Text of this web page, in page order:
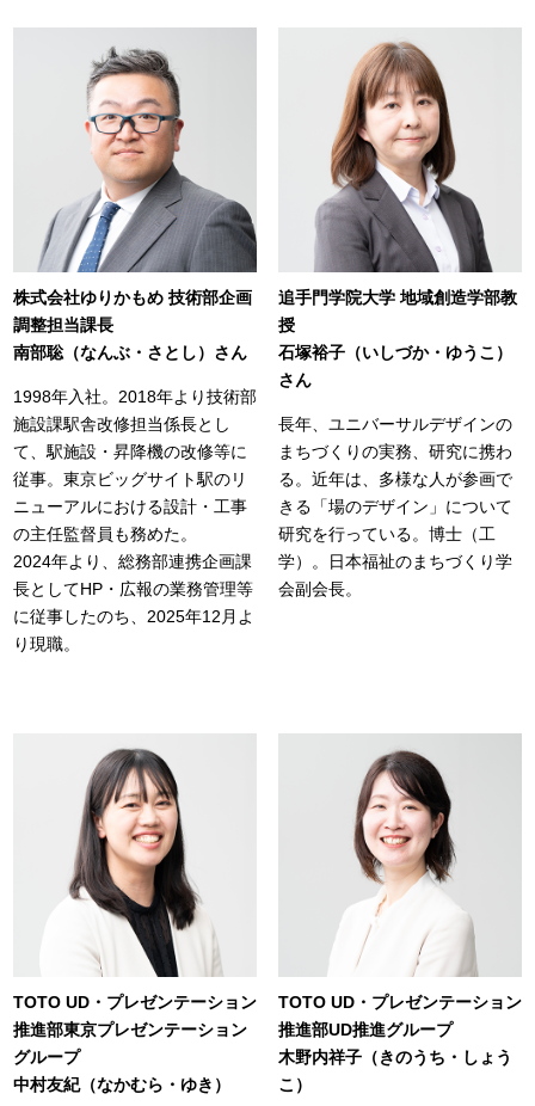
株式会社ゆりかもめ 技術部企画
調整担当課長
南部聡（なんぶ・さとし）さん
1998年入社。2018年より技術部
施設課駅舎改修担当係長とし
て、駅施設・昇降機の改修等に
従事。東京ビッグサイト駅のリ
ニューアルにおける設計・工事
の主任監督員も務めた。
2024年より、総務部連携企画課
長としてHP・広報の業務管理等
に従事したのち、2025年12月よ
り現職。
追手門学院大学 地域創造学部教
授
石塚裕子（いしづか・ゆうこ）
さん
長年、ユニバーサルデザインの
まちづくりの実務、研究に携わ
る。近年は、多様な人が参画で
きる「場のデザイン」について
研究を行っている。博士（工
学）。日本福祉のまちづくり学
会副会長。
TOTO UD・プレゼンテーション
推進部東京プレゼンテーション
グループ
中村友紀（なかむら・ゆき）
TOTO UD・プレゼンテーション
推進部UD推進グループ
木野内祥子（きのうち・しょう
こ）